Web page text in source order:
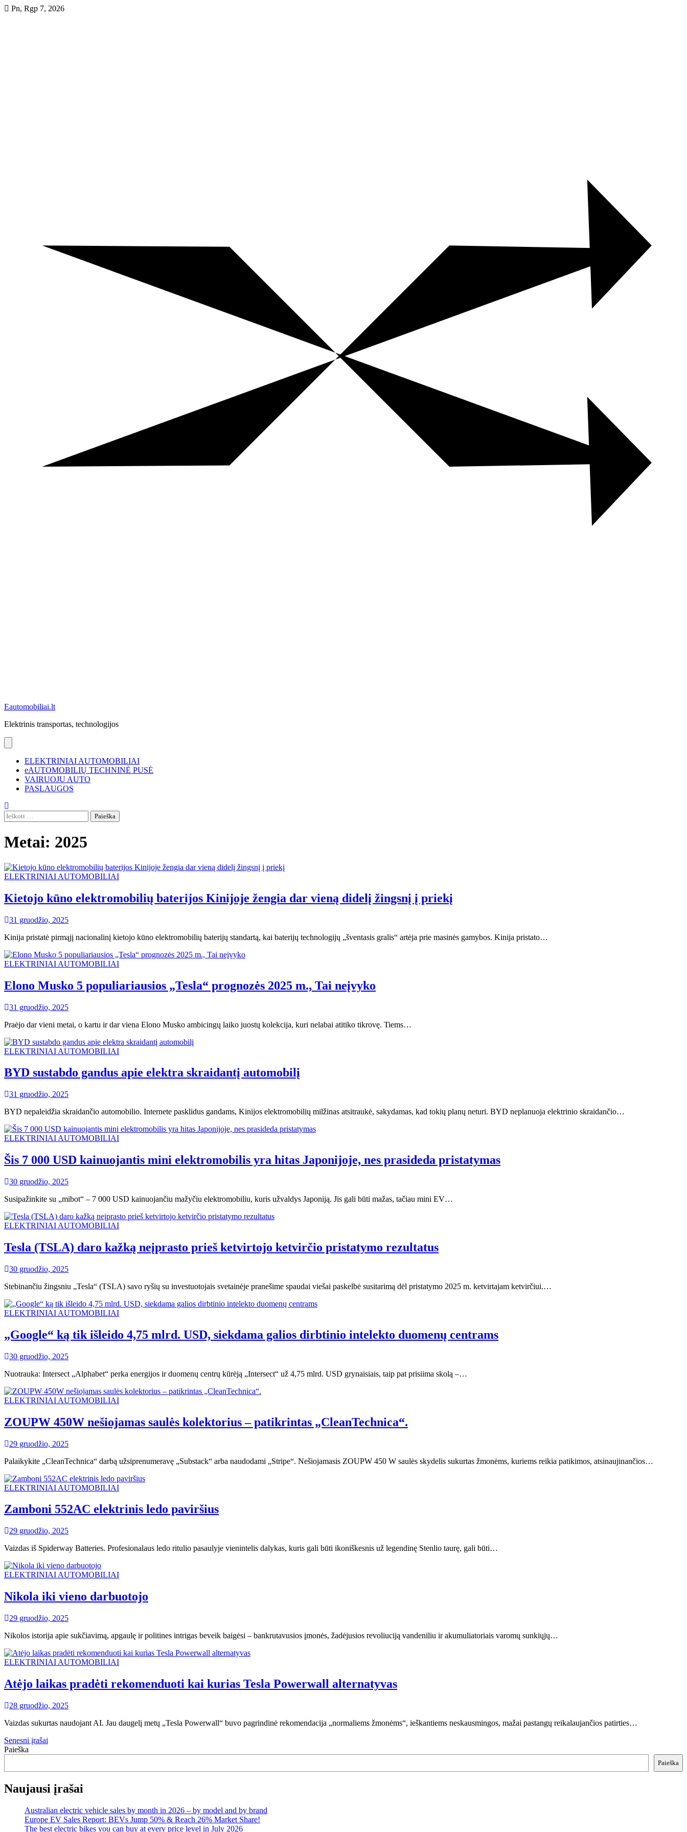
SkipPn, Rgp 7, 2026
Eautomobiliai.lt
Elektrinis transportas, technologijos
ELEKTRINIAI AUTOMOBILIAI
eAUTOMOBILIŲ TECHNINĖ PUSĖ
VAIRUOJU AUTO
PASLAUGOS
Ieškoti:
Metai: 2025
ELEKTRINIAI AUTOMOBILIAI
Kietojo kūno elektromobilių baterijos Kinijoje žengia dar vieną didelį žingsnį į priekį
31 gruodžio, 2025
Kinija pristatė pirmąjį nacionalinį kietojo kūno elektromobilių baterijų standartą, kai baterijų technologijų „šventasis gralis“ artėja prie masinės gamybos. Kinija pristato…
ELEKTRINIAI AUTOMOBILIAI
Elono Musko 5 populiariausios „Tesla“ prognozės 2025 m., Tai neįvyko
31 gruodžio, 2025
Praėjo dar vieni metai, o kartu ir dar viena Elono Musko ambicingų laiko juostų kolekcija, kuri nelabai atitiko tikrovę. Tiems…
ELEKTRINIAI AUTOMOBILIAI
BYD sustabdo gandus apie elektra skraidantį automobilį
31 gruodžio, 2025
BYD nepaleidžia skraidančio automobilio. Internete pasklidus gandams, Kinijos elektromobilių milžinas atsitraukė, sakydamas, kad tokių planų neturi. BYD neplanuoja elektrinio skraidančio…
ELEKTRINIAI AUTOMOBILIAI
Šis 7 000 USD kainuojantis mini elektromobilis yra hitas Japonijoje, nes prasideda pristatymas
30 gruodžio, 2025
Susipažinkite su „mibot“ – 7 000 USD kainuojančiu mažyčiu elektromobiliu, kuris užvaldys Japoniją. Jis gali būti mažas, tačiau mini EV…
ELEKTRINIAI AUTOMOBILIAI
Tesla (TSLA) daro kažką neįprasto prieš ketvirtojo ketvirčio pristatymo rezultatus
30 gruodžio, 2025
Stebinančiu žingsniu „Tesla“ (TSLA) savo ryšių su investuotojais svetainėje pranešime spaudai viešai paskelbė susitarimą dėl pristatymo 2025 m. ketvirtajam ketvirčiui.…
ELEKTRINIAI AUTOMOBILIAI
„Google“ ką tik išleido 4,75 mlrd. USD, siekdama galios dirbtinio intelekto duomenų centrams
30 gruodžio, 2025
Nuotrauka: Intersect „Alphabet“ perka energijos ir duomenų centrų kūrėją „Intersect“ už 4,75 mlrd. USD grynaisiais, taip pat prisiima skolą –…
ELEKTRINIAI AUTOMOBILIAI
ZOUPW 450W nešiojamas saulės kolektorius – patikrintas „CleanTechnica“.
29 gruodžio, 2025
Palaikykite „CleanTechnica“ darbą užsiprenumeravę „Substack“ arba naudodami „Stripe“. Nešiojamasis ZOUPW 450 W saulės skydelis sukurtas žmonėms, kuriems reikia patikimos, atsinaujinančios…
ELEKTRINIAI AUTOMOBILIAI
Zamboni 552AC elektrinis ledo paviršius
29 gruodžio, 2025
Vaizdas iš Spiderway Batteries. Profesionalaus ledo ritulio pasaulyje vienintelis dalykas, kuris gali būti ikoniškesnis už legendinę Stenlio taurę, gali būti…
ELEKTRINIAI AUTOMOBILIAI
Nikola iki vieno darbuotojo
29 gruodžio, 2025
Nikolos istorija apie sukčiavimą, apgaulę ir politines intrigas beveik baigėsi – bankrutavusios įmonės, žadėjusios revoliuciją vandeniliu ir akumuliatoriais varomų sunkiųjų…
ELEKTRINIAI AUTOMOBILIAI
Atėjo laikas pradėti rekomenduoti kai kurias Tesla Powerwall alternatyvas
28 gruodžio, 2025
Vaizdas sukurtas naudojant AI. Jau daugelį metų „Tesla Powerwall“ buvo pagrindinė rekomendacija „normaliems žmonėms“, ieškantiems neskausmingos, mažai pastangų reikalaujančios patirties…
Navigacija
tarp
įrašų
Senesni įrašai
Paieška
Paieška
Naujausi įrašai
Australian electric vehicle sales by month in 2026 – by model and by brand
Europe EV Sales Report: BEVs Jump 50% & Reach 26% Market Share!
The best electric bikes you can buy at every price level in July 2026